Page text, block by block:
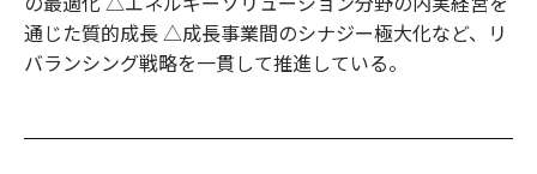
通じた質的成長 △成長事業間のシナジー極大化など、リ
バランシング戦略を一貫して推進している。